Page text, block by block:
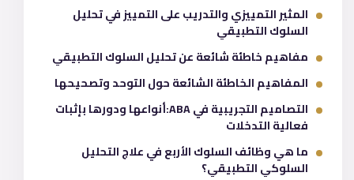
المثير التمييزي والتدريب على التمييز في تحليل
السلوك التطبيقي
مفاهيم خاطئة شائعة عن تحليل السلوك التطبيقي
المفاهيم الخاطئة الشائعة حول التوحد وتصحيحها
التصاميم التجريبية في ABA:أنواعها ودورها بإثبات
فعالية التدخلات
ما هي وظائف السلوك الأربع في علاج التحليل
السلوكي التطبيقي؟